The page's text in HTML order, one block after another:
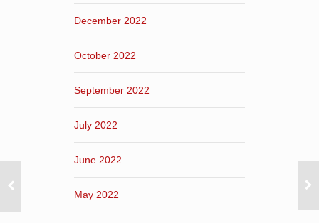
December 2022
October 2022
September 2022
July 2022
June 2022
May 2022